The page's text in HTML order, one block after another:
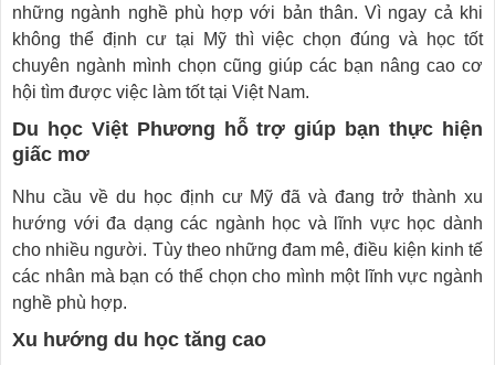
những ngành nghề phù hợp với bản thân. Vì ngay cả khi
không thể định cư tại Mỹ thì việc chọn đúng và học tốt
chuyên ngành mình chọn cũng giúp các bạn nâng cao cơ
hội tìm được việc làm tốt tại Việt Nam.
Du học Việt Phương hỗ trợ giúp bạn thực hiện
giấc mơ
Nhu cầu về du học định cư Mỹ đã và đang trở thành xu
hướng với đa dạng các ngành học và lĩnh vực học dành
cho nhiều người. Tùy theo những đam mê, điều kiện kinh tế
các nhân mà bạn có thể chọn cho mình một lĩnh vực ngành
nghề phù hợp.
Xu hướng du học tăng cao